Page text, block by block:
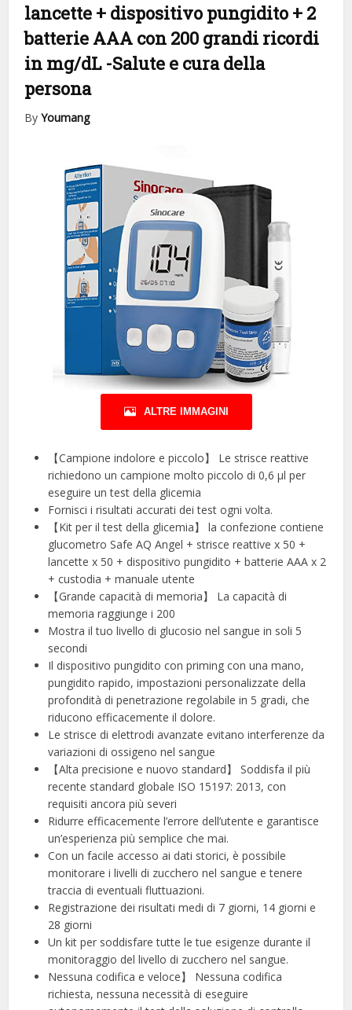
lancette + dispositivo pungidito + 2
batterie AAA con 200 grandi ricordi
in mg/dL -Salute e cura della
persona
ByYoumang
ALTRE IMMAGINI
【Campione indolore e piccolo】 Le strisce reattive
richiedono un campione molto piccolo di 0,6 µl per
eseguire un test della glicemia
Fornisci i risultati accurati dei test ogni volta.
【Kit per il test della glicemia】 la confezione contiene
glucometro Safe AQ Angel + strisce reattive x 50 +
lancette x 50 + dispositivo pungidito + batterie AAA x 2
+ custodia + manuale utente
【Grande capacità di memoria】 La capacità di
memoria raggiunge i 200
Mostra il tuo livello di glucosio nel sangue in soli 5
secondi
Il dispositivo pungidito con priming con una mano,
pungidito rapido, impostazioni personalizzate della
profondità di penetrazione regolabile in 5 gradi, che
riducono efficacemente il dolore.
Le strisce di elettrodi avanzate evitano interferenze da
variazioni di ossigeno nel sangue
【Alta precisione e nuovo standard】 Soddisfa il più
recente standard globale ISO 15197: 2013, con
requisiti ancora più severi
Ridurre efficacemente l’errore dell’utente e garantisce
un’esperienza più semplice che mai.
Con un facile accesso ai dati storici, è possibile
monitorare i livelli di zucchero nel sangue e tenere
traccia di eventuali fluttuazioni.
Registrazione dei risultati medi di 7 giorni, 14 giorni e
28 giorni
Un kit per soddisfare tutte le tue esigenze durante il
monitoraggio del livello di zucchero nel sangue.
Nessuna codifica e veloce】 Nessuna codifica
richiesta, nessuna necessità di eseguire